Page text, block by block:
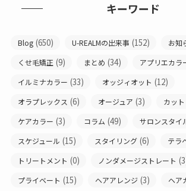
キーワード
Blog (650) U-REALMの出来事 (152) お知
くせ毛矯正 (9) まとめ (34) アプリエカラ
イルミナカラー (33) オッジィオット (12)
オラプレックス (6) オージュア (3) カット
ケアカラー (3) コラム (49) サロンスタイ
スケジュール (15) スタイリング (6) テラ
トリートメント (0) ノンダメージストレート
プライベート (15) ヘアアレンジ (3) ヘア